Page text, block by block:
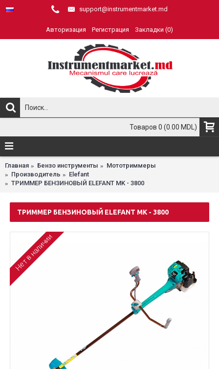
support@instrumentmarket.md
Авторизация Регистрация Закладки (0)
Товаров 0 (0.00 MDL)
Главная Бензо инструменты
Мототриммеры
Производитель
Elefant
ТРИММЕР БЕНЗИНОВЫЙ ELEFANT MK - 3800
ТРИММЕР БЕНЗИНОВЫЙ ELEFANT MK - 3800
Нет в наличии